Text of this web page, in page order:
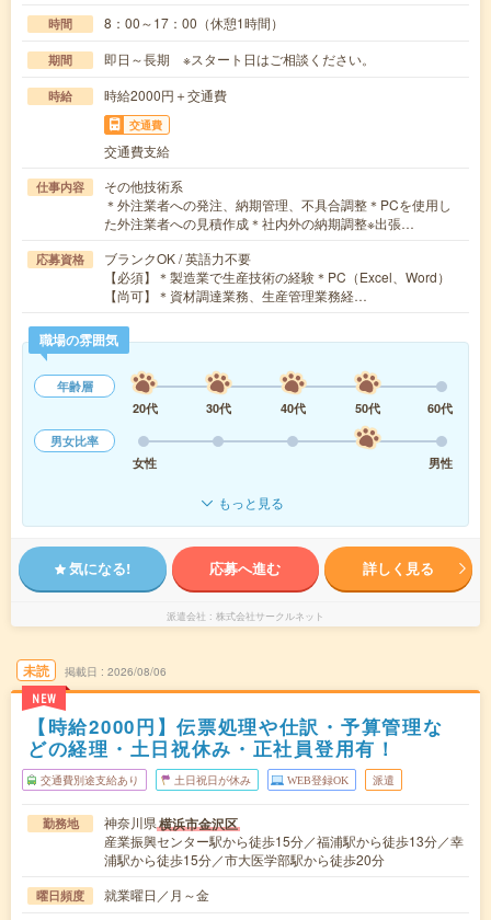
時間 8：00～17：00（休憩1時間）
期間 即日～長期 ※スタート日はご相談ください。
時給 時給2000円＋交通費
交通費
交通費支給
仕事内容
その他技術系
＊外注業者への発注、納期管理、不具合調整＊PCを使用し
た外注業者への見積作成＊社内外の納期調整※出張…
応募資格
ブランクOK / 英語力不要
【必須】＊製造業で生産技術の経験＊PC（Excel、Word）
【尚可】＊資材調達業務、生産管理業務経…
職場の雰囲気
年齢層
20代
30代 40代 50代
60代
男女比率
女性
男性
もっと見る
気になる! 応募へ進む 詳しく見る
派遣会社 株式会社サークルネット
未読
NEW
掲載日 2026/08/06
【時給2000円】伝票処理や仕訳・予算管理な
どの経理・土日祝休み・正社員登用有！
交通費別途支給あり 土日祝日が休み WEB登録OK 派遣
勤務地 神奈川県横浜市金沢区
産業振興センター駅から徒歩15分／福浦駅から徒歩13分／幸
浦駅から徒歩15分／市大医学部駅から徒歩20分
曜日頻度 就業曜日／月～金